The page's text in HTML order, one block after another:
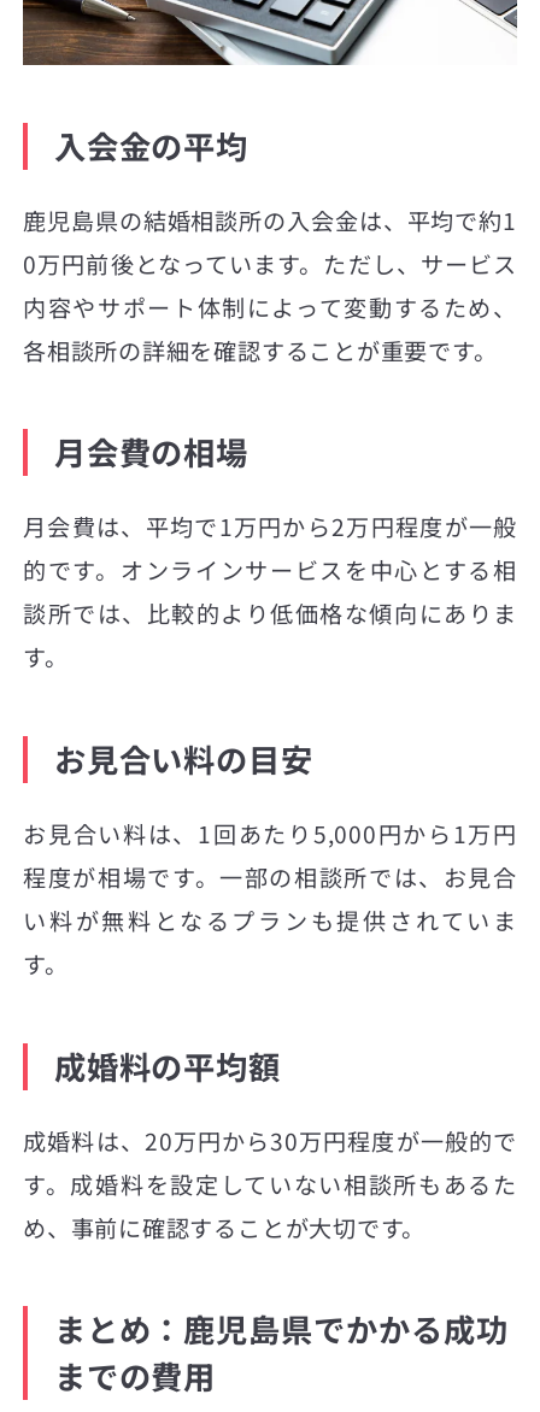
入会金の平均
鹿児島県の結婚相談所の入会金は、平均で約1
0万円前後となっています。ただし、サービス
内容やサポート体制によって変動するため、
各相談所の詳細を確認することが重要です。
月会費の相場
月会費は、平均で1万円から2万円程度が一般
的です。オンラインサービスを中心とする相
談所では、比較的より低価格な傾向にありま
す。
お見合い料の目安
お見合い料は、1回あたり5,000円から1万円
程度が相場です。一部の相談所では、お見合
い料が無料となるプランも提供されていま
す。
成婚料の平均額
成婚料は、20万円から30万円程度が一般的で
す。成婚料を設定していない相談所もあるた
め、事前に確認することが大切です。
まとめ：鹿児島県でかかる成功
までの費用